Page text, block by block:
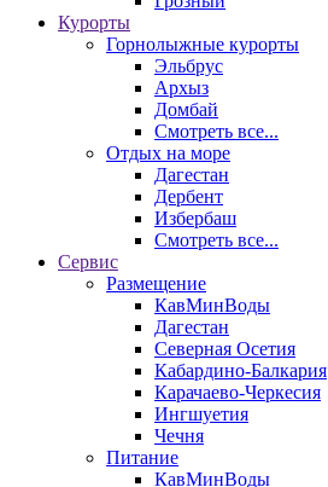
Курорты
Горнолыжные курорты
Эльбрус
Архыз
Домбай
Смотреть все...
Отдых на море
Дагестан
Дербент
Избербаш
Смотреть все...
Сервис
Размещение
КавМинВоды
Дагестан
Северная Осетия
Кабардино-Балкария
Карачаево-Черкесия
Ингшуетия
Чечня
Питание
КавМинВоды